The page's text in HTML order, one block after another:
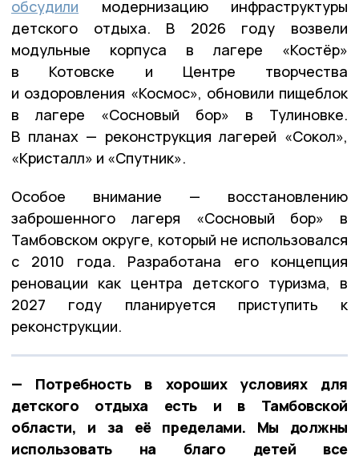
обсудили модернизацию инфраструктуры
детского отдыха. В 2026 году возвели
модульные корпуса в лагере «Костёр»
в Котовске и Центре творчества
и оздоровления «Космос», обновили пищеблок
в лагере «Сосновый бор» в Тулиновке.
В планах — реконструкция лагерей «Сокол»,
«Кристалл» и «Спутник».
Особое внимание — восстановлению
заброшенного лагеря «Сосновый бор» в
Тамбовском округе, который не использовался
с 2010 года. Разработана его концепция
реновации как центра детского туризма, в
2027 году планируется приступить к
реконструкции.
— Потребность в хороших условиях для
детского отдыха есть и в Тамбовской
области, и за её пределами. Мы должны
использовать на благо детей все